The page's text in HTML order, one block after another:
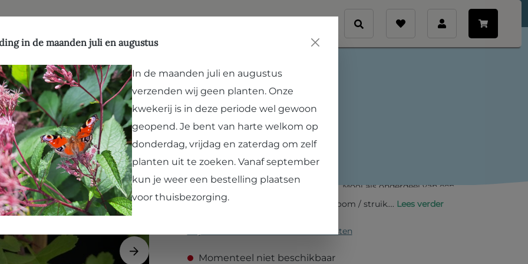
Crataegus azarolus
Meidoorn
Gele azarool meidoorn groeit uit tot een grote struik of kleine
boom. De middelgrote vruchten hebben een zoet-zure
appelsmaak en bevatten vitamine C! Mooi als onderdeel van een
paardenbosje of als kleine solitaire boom / struik.... Lees verder
Prijzen incl. BTW en excl. verzendkosten
Momenteel niet beschikbaar
in de maanden juli en augustus
In de maanden juli en augustus
verzenden wij geen planten. Onze
kwekerij is in deze periode wel gewoon
geopend. Je bent van harte welkom op
donderdag, vrijdag en zaterdag om zelf
planten uit te zoeken. Vanaf september
kun je weer een bestelling plaatsen
voor thuisbezorging.